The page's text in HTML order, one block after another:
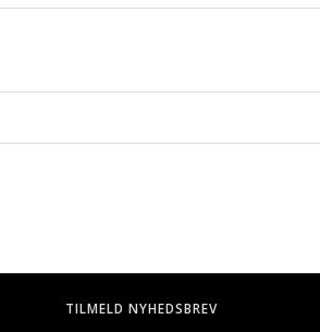
TILMELD NYHEDSBREV